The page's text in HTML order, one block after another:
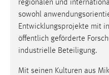
regionalen und
sowohl
Entwicklungsprojekte mit
öffentlich geförderte
industrielle Beteiligung.
Mit seinen Kulturen aus